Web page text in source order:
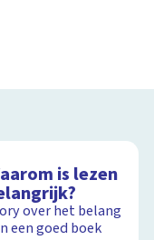
is lezen
over het belang
een goed boek